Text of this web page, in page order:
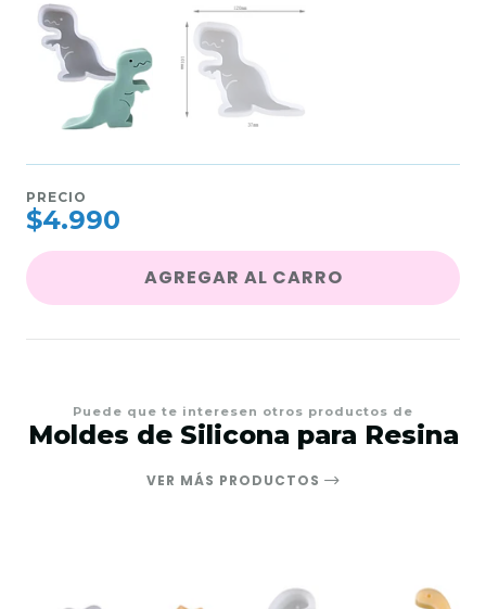
PRECIO
$4.990
AGREGAR AL CARRO
Puede que te interesen otros productos de
Moldes de Silicona para Resina
VER MÁS PRODUCTOS